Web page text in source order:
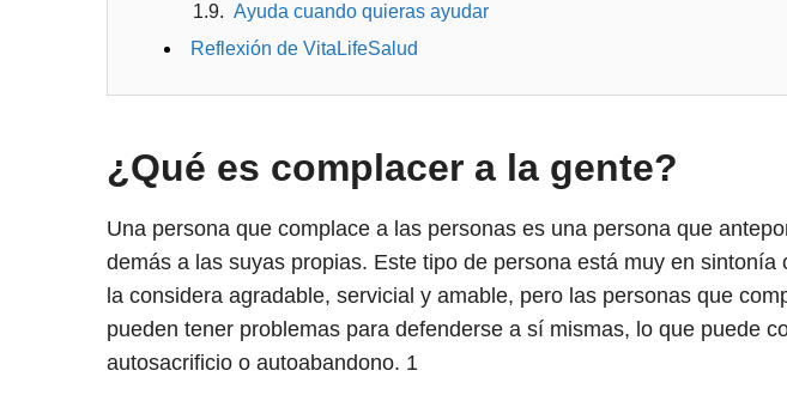
Ayuda cuando quieras ayudar
Reflexión de VitaLifeSalud
¿Qué es complacer a la gente?
Una persona que complace a las personas es una persona que
demás a las suyas propias. Este tipo de persona está muy en sintonía
la considera agradable, servicial y amable, pero las personas que
pueden tener problemas para defenderse a sí mismas, lo que puede
autosacrificio o autoabandono. 1